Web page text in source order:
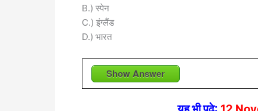
B.) स्पेन
C.) इंग्लैंड
D.) भारत
Show Answer